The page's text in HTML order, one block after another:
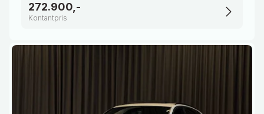
272.900,-
Kontantpris